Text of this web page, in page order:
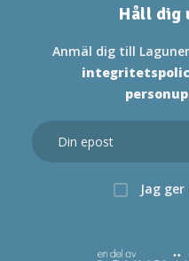
Håll dig
Anmäl dig till
Jag